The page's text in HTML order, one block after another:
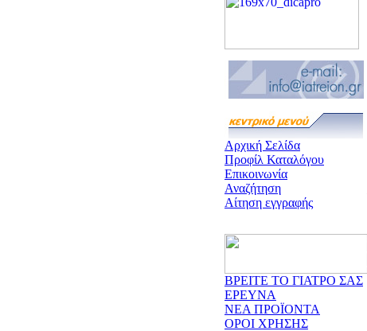
Αρχική Σελίδα
Προφίλ Καταλόγου
Επικοινωνία
Αναζήτηση
Αίτηση εγγραφής
ΒΡΕΙΤΕ ΤΟ ΓΙΑΤΡΟ ΣΑΣ
ΕΡΕΥΝΑ
ΝΕΑ ΠΡΟΪΟΝΤΑ
ΟΡΟΙ ΧΡΗΣΗΣ